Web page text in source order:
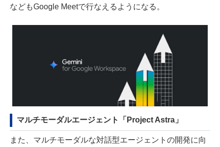
などもGoogle Meetで行なえるようになる。
マルチモーダルエージェント「Project Astra」
また、マルチモーダルな対話型エージェントの開発に向